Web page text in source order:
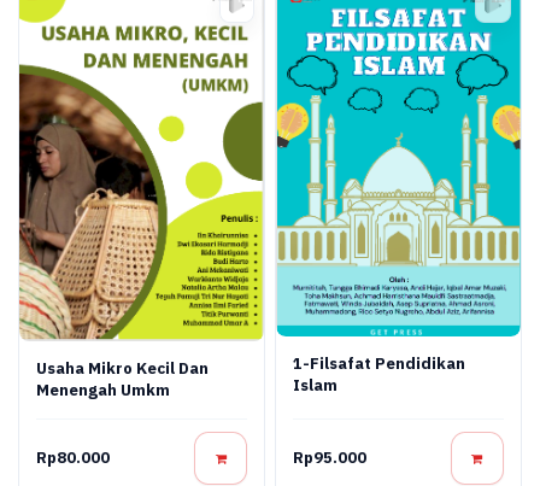
Usaha Mikro Kecil Dan
Menengah Umkm
Rp80.000
1-Filsafat Pendidikan
Islam
Rp95.000